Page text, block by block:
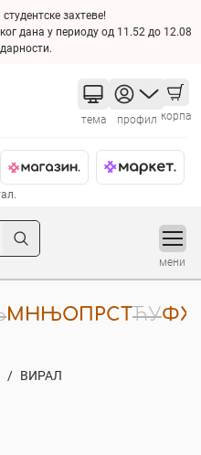
захтеве!
дана у периоду од 11.52 до 12.08
тема профил корпа
мени
МНЊОПРС Т ЋУФХ
ВИРАЛ